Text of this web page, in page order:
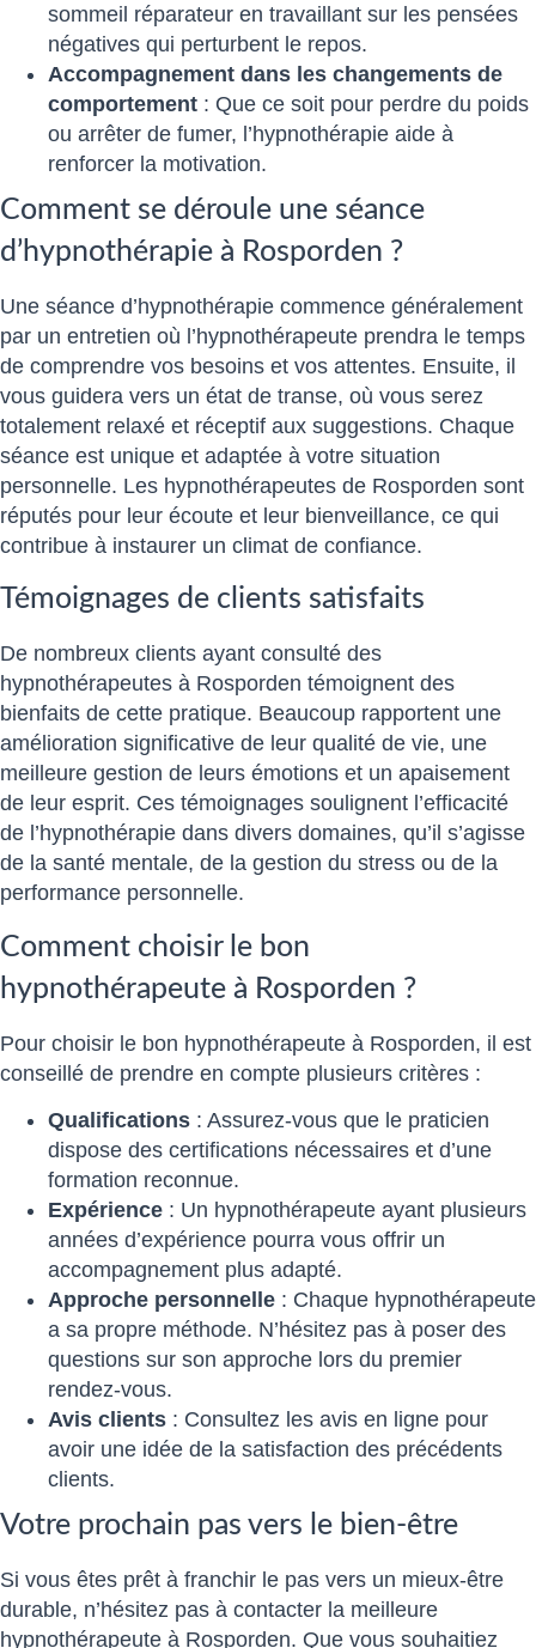
sommeil réparateur en travaillant sur les pensées
négatives qui perturbent le repos.
Accompagnement dans les changements de
comportement : Que ce soit pour perdre du poids
ou arrêter de fumer, l’hypnothérapie aide à
renforcer la motivation.
Comment se déroule une séance
d’hypnothérapie à Rosporden ?
Une séance d’hypnothérapie commence généralement
par un entretien où l’hypnothérapeute prendra le temps
de comprendre vos besoins et vos attentes. Ensuite, il
vous guidera vers un état de transe, où vous serez
totalement relaxé et réceptif aux suggestions. Chaque
séance est unique et adaptée à votre situation
personnelle. Les hypnothérapeutes de Rosporden sont
réputés pour leur écoute et leur bienveillance, ce qui
contribue à instaurer un climat de confiance.
Témoignages de clients satisfaits
De nombreux clients ayant consulté des
hypnothérapeutes à Rosporden témoignent des
bienfaits de cette pratique. Beaucoup rapportent une
amélioration significative de leur qualité de vie, une
meilleure gestion de leurs émotions et un apaisement
de leur esprit. Ces témoignages soulignent l’efficacité
de l’hypnothérapie dans divers domaines, qu’il s’agisse
de la santé mentale, de la gestion du stress ou de la
performance personnelle.
Comment choisir le bon
hypnothérapeute à Rosporden ?
Pour choisir le bon hypnothérapeute à Rosporden, il est
conseillé de prendre en compte plusieurs critères :
Qualifications : Assurez-vous que le praticien
dispose des certifications nécessaires et d’une
formation reconnue.
Expérience : Un hypnothérapeute ayant plusieurs
années d’expérience pourra vous offrir un
accompagnement plus adapté.
Approche personnelle : Chaque hypnothérapeute
a sa propre méthode. N’hésitez pas à poser des
questions sur son approche lors du premier
rendez-vous.
Avis clients : Consultez les avis en ligne pour
avoir une idée de la satisfaction des précédents
clients.
Votre prochain pas vers le bien-être
Si vous êtes prêt à franchir le pas vers un mieux-être
durable, n’hésitez pas à contacter la meilleure
hypnothérapeute à Rosporden. Que vous souhaitiez